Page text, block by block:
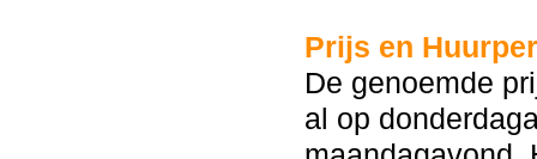
Prijs en
De genoemde
al op